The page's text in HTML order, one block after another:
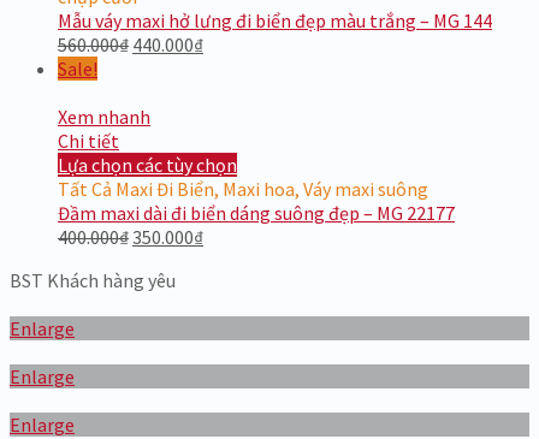
Mẫu váy maxi hở lưng đi biển đẹp màu trắng – MG 144
560.000₫ 440.000₫
Sale!
Xem nhanh
Chi tiết
Lựa chọn các tùy chọn
Tất Cả Maxi Đi Biển, Maxi hoa, Váy maxi suông
Đầm maxi dài đi biển dáng suông đẹp – MG 22177
400.000₫350.000₫
BST Khách hàng yêu
Enlarge
Enlarge
Enlarge